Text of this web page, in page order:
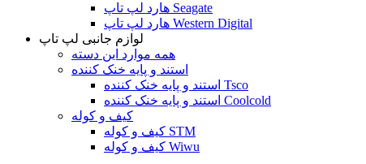
هارد لپ تاپ Seagate
هارد لپ تاپ Western Digital
لوازم جانبی لپ تاپ
همه موارد این دسته
استند و پایه خنک کننده
استند و پایه خنک کننده Tsco
استند و پایه خنک کننده Coolcold
کیف و کوله
کیف و کوله STM
کیف و کوله Wiwu